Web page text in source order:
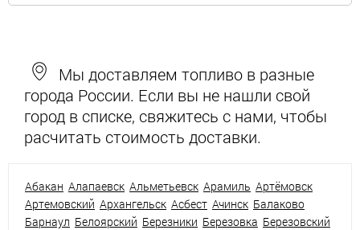
Мы доставляем топливо в разные
города России. Если вы не нашли свой
город в списке, свяжитесь с нами, чтобы
расчитать стоимость доставки.
Абакан Алапаевск Альметьевск Арамиль Артёмовск
Артемовский Архангельск Асбест Ачинск Балаково
Барнаул Белоярский Березники Березовка Березовский